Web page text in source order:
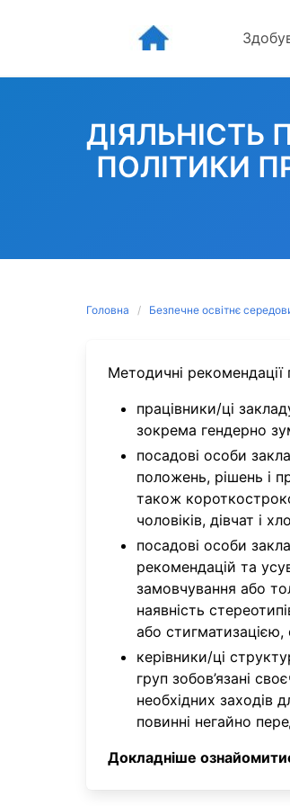
ДІЯЛЬНІСТЬ
ПОЛІТИКИ
Головна Безпечне освітнє
Методичні
працівники/ці
зокрема гендерно
посадові особи
положень, рішень і
також
чоловіків, дівчат і
посадові особи
рекомендацій та
замовчування або
наявність
або стигматизацією,
керівники/ці
груп зобов’язані
необхідних заходів
повинні негайно
Докладніше